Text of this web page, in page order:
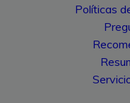
Políticas